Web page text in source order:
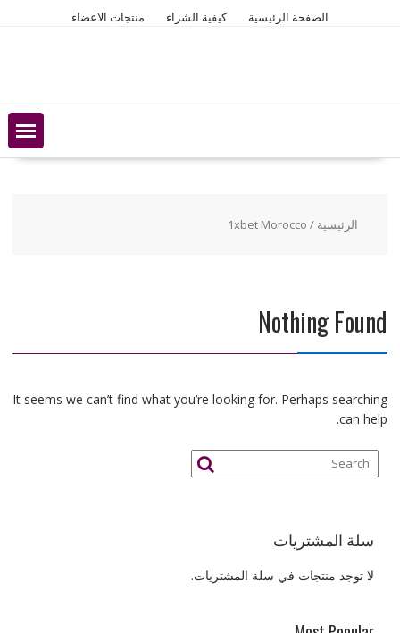
الصفحة الرئيسية كيفية الشراء منتجات الاعضاء
الرئيسية / 1xbet Morocco
Nothing Found
It seems we can’t find what you’re looking for. Perhaps searching
can help.
سلة المشتريات
لا توجد منتجات في سلة المشتريات.